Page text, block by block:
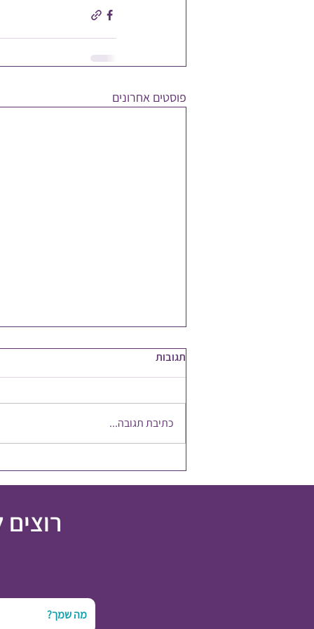
פוסטים אחרונים
להשקיע במשאב הכי חשוב
תגובות
כתיבת תגובה...